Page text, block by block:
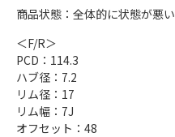
商品状態：全体的に状態が悪い
＜F/R＞
PCD：114.3
ハブ径：7.2
リム径：17
リム幅：7J
オフセット：48